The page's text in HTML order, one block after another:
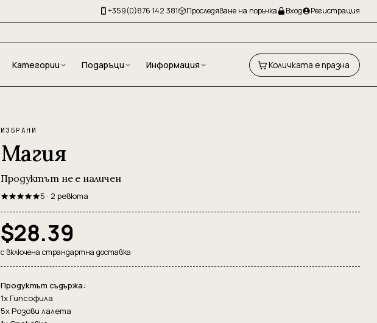
+359(0)876 142 381 Проследяване на поръчка Вход Регистрация
Категории Подаръци Информация Количката е празна
ИЗБРАНИ
Магия
Продуктът не е наличен
5 · 2 ревюта
$28.39
с включена страндартна доставка
Продуктът съдържа:
1x Гипсофила
5x Розови лалета